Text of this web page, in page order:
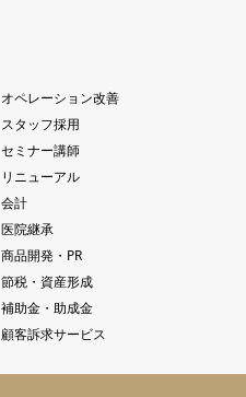
オペレーション改善
スタッフ採用
セミナー講師
リニューアル
会計
医院継承
商品開発・PR
節税・資産形成
補助金・助成金
顧客訴求サービス